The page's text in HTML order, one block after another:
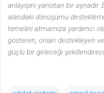
anlayışını yansıtan bir
alandaki dönüşümü
temelini atmamıza yardımcı
gösteren, onları destekleyen
güçlü bir geleceği